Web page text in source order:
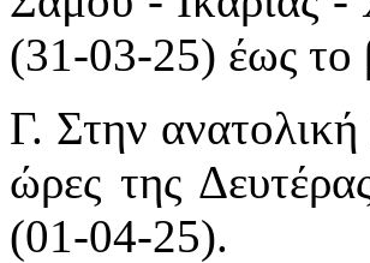
(31-03-25) έως το
Γ. Στην ανατολική
ώρες της
(01-04-25).